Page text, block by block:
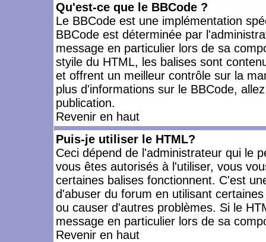
Qu'est-ce que le BBCode ?
Le BBCode est une implémentation
BBCode est déterminée par
message en particulier lors de sa
styile du HTML, les balises sont
et offrent un meilleur contrôle sur la
plus d'informations sur le BBCode,
publication.
Revenir en haut
Puis-je utiliser le HTML?
Ceci dépend de l'administrateur qui le
vous êtes autorisés à l'utiliser, vous
certaines balises fonctionnent. C'est
d'abuser du forum en utilisant
ou causer d'autres problèmes. Si le
message en particulier lors de sa
Revenir en haut